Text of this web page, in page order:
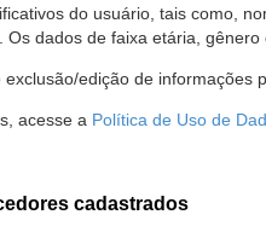
do usuário, tais como,
Os dados de faixa etária,
exclusão/edição de informações
acesse a Política de Uso de
cadastrados